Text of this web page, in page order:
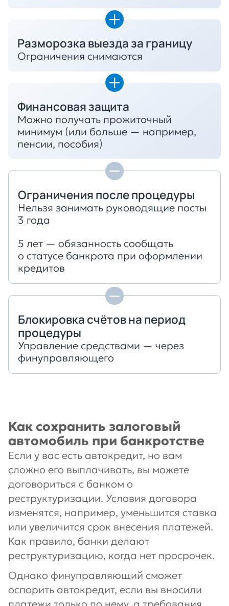
Разморозка выезда за границу
Ограничения снимаются
Финансовая защита
Можно получать прожиточный
минимум (или больше — например,
пенсии, пособия)
Ограничения после процедуры
Нельзя занимать руководящие посты
3 года
5 лет — обязанность сообщать
о статусе банкрота при оформлении
кредитов
Блокировка счётов на период
процедуры
Управление средствами — через
финуправляющего
Как сохранить залоговый
автомобиль при банкротстве
Если у вас есть автокредит, но вам
сложно его выплачивать, вы можете
договориться с банком о
реструктуризации. Условия договора
изменятся, например, уменьшится ставка
или увеличится срок внесения платежей.
Как правило, банки делают
реструктуризацию, когда нет просрочек.
Однако финуправляющий сможет
оспорить автокредит, если вы вносили